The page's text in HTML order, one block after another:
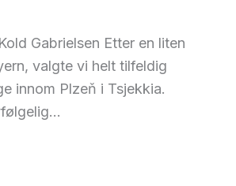
Gabrielsen Etter en liten
valgte vi helt tilfeldig
innom Plzeň i Tsjekkia.